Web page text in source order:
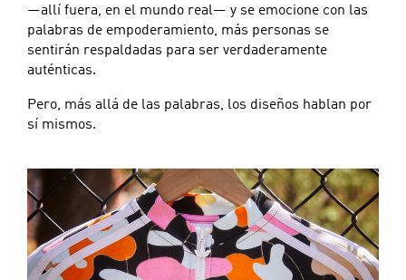
—allí fuera, en el mundo real— y se emocione con las
palabras de empoderamiento, más personas se
sentirán respaldadas para ser verdaderamente
auténticas.
Pero, más allá de las palabras, los diseños hablan por
sí mismos.